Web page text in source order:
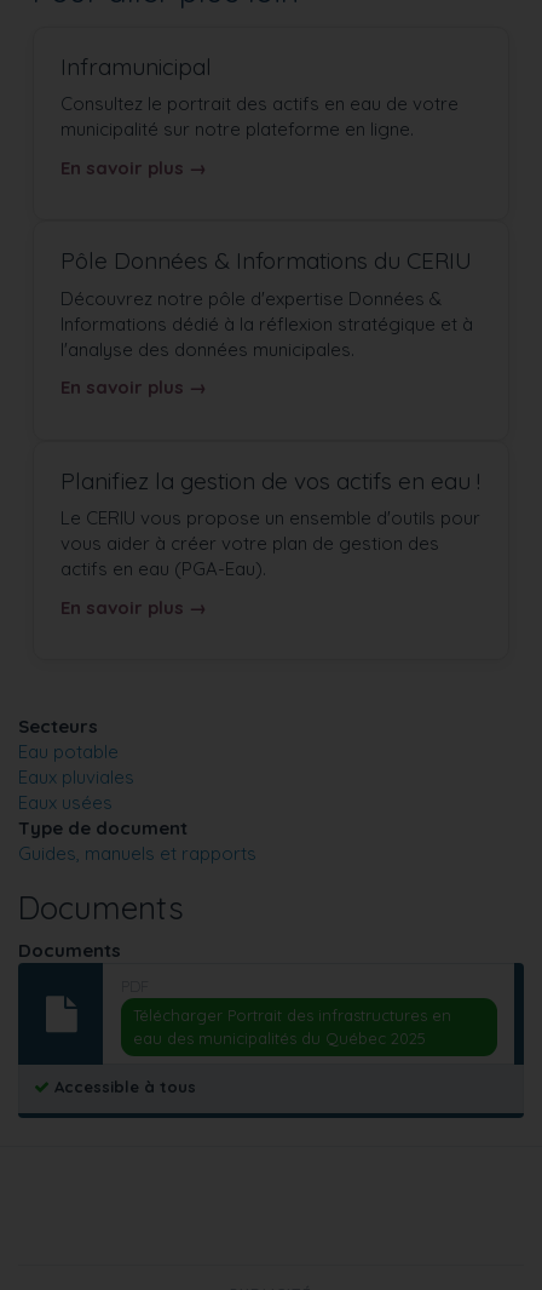
Inframunicipal
Consultez le portrait des actifs en eau de votre
municipalité sur notre plateforme en ligne.
En savoir plus →
Pôle Données & Informations du CERIU
Découvrez notre pôle d'expertise Données &
Informations dédié à la réflexion stratégique et à
l'analyse des données municipales.
En savoir plus →
Planifiez la gestion de vos actifs en eau !
Le CERIU vous propose un ensemble d'outils pour
vous aider à créer votre plan de gestion des
actifs en eau (PGA-Eau).
En savoir plus →
Secteurs
Eau potable
Eaux pluviales
Eaux usées
Type de document
Guides, manuels et rapports
Documents
Documents
Télécharger Portrait des infrastructures en
eau des municipalités du Québec 2025
Accessible à tous